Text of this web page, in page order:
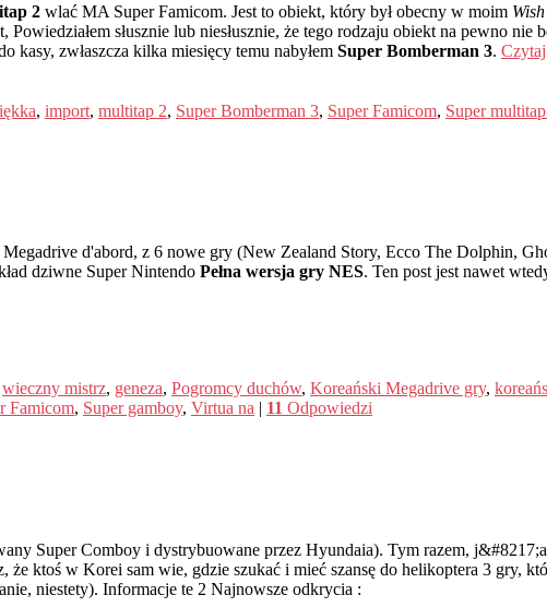
2 wlać MA Super Famicom. Jest to obiekt, który był obecny w moim
Powiedziałem słusznie lub niesłusznie, że tego rodzaju obiekt na pewno nie
kasy, zwłaszcza kilka miesięcy temu nabyłem Super Bomberman 3.
, import, multitap 2, Super Bomberman 3, Super Famicom, Super
d'abord, z 6 nowe gry (New Zealand Story, Ecco The Dolphin,
dziwne Super Nintendo Pełna wersja gry NES. Ten post jest nawet
wieczny mistrz, geneza, Pogromcy duchów, Koreański Megadrive gry,
Famicom, Super gamboy, Virtua na | 11 Odpowiedzi
Super Comboy i dystrybuowane przez Hyundaia). Tym razem,
ktoś w Korei sam wie, gdzie szukać i mieć szansę do helikoptera 3 gry,
niestety). Informacje te 2 Najnowsze odkrycia :